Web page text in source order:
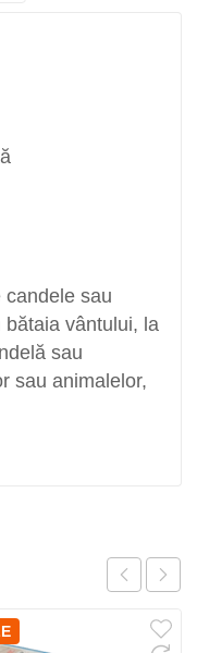
sau
bătaia vântului, la
sau
sau animalelor,